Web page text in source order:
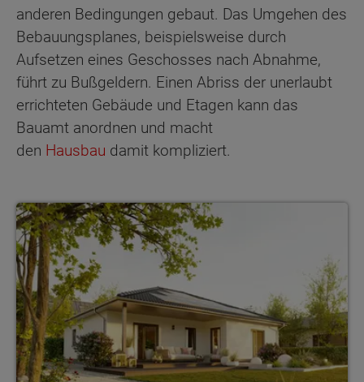
anderen Bedingungen gebaut. Das Umgehen des
Bebauungsplanes, beispielsweise durch
Aufsetzen eines Geschosses nach Abnahme,
führt zu Bußgeldern. Einen Abriss der unerlaubt
errichteten Gebäude und Etagen kann das
Bauamt anordnen und macht
den Hausbau damit kompliziert.